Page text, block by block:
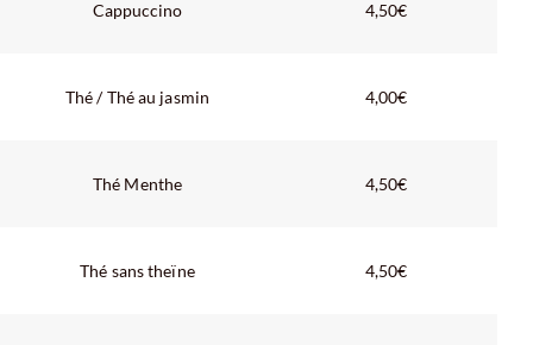
Cappuccino 4,50€
Thé / Thé au jasmin 4,00€
Thé Menthe 4,50€
Thé sans theïne 4,50€